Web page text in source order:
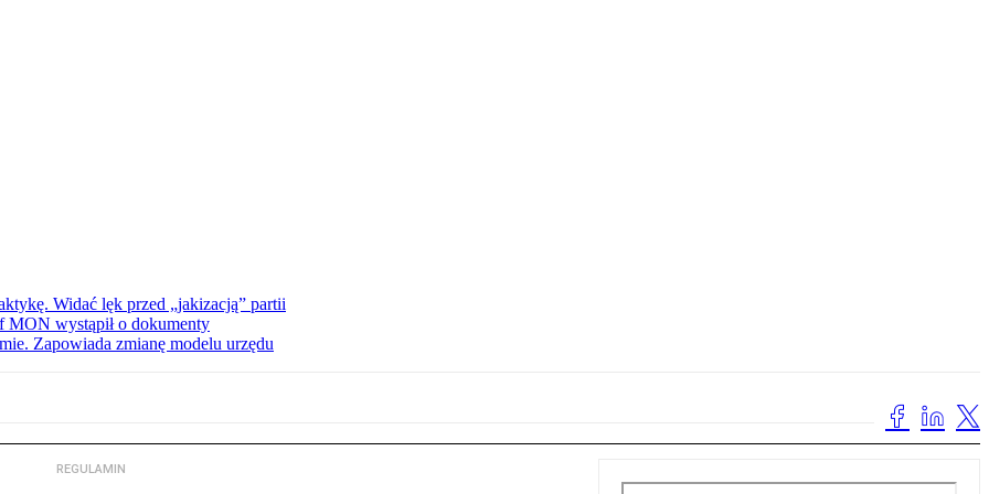
Widać lęk przed „jakizacją” partii
MON wystąpił o dokumenty
Zapowiada zmianę modelu urzędu
REGULAMIN